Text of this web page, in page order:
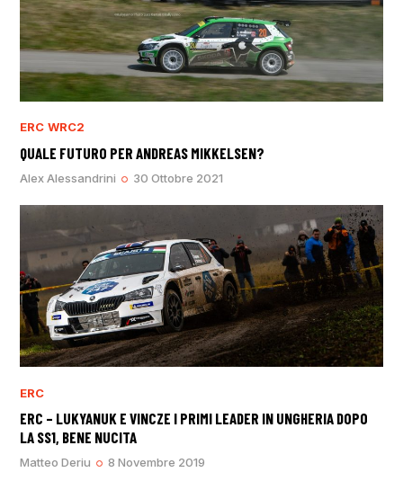
ERC WRC2
QUALE FUTURO PER ANDREAS MIKKELSEN?
Alex Alessandrini 30 Ottobre 2021
ERC
ERC – LUKYANUK E VINCZE I PRIMI LEADER IN UNGHERIA DOPO
LA SS1, BENE NUCITA
Matteo Deriu 8 Novembre 2019